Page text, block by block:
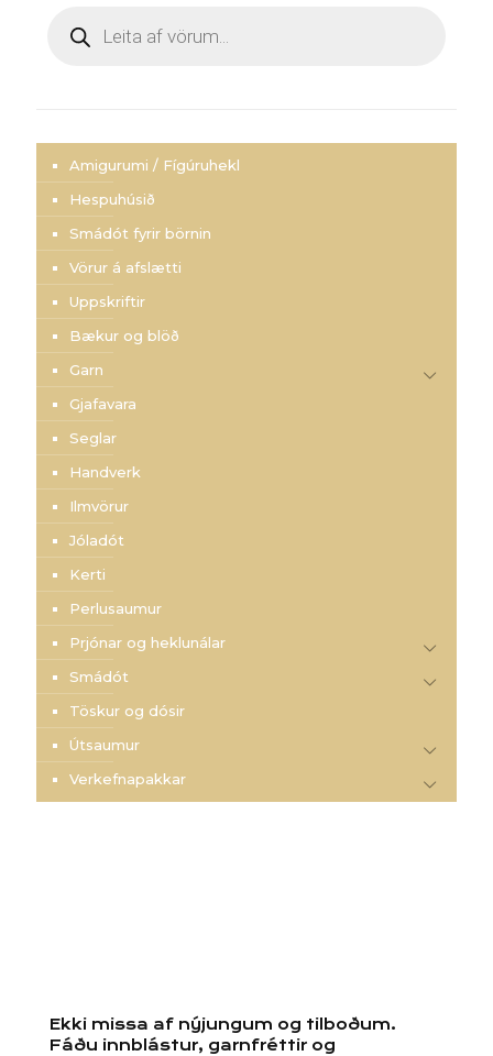
search
Amigurumi / Fígúruhekl
Hespuhúsið
Smádót fyrir börnin
Vörur á afslætti
Uppskriftir
Bækur og blöð
Garn
Gjafavara
Seglar
Handverk
Ilmvörur
Jóladót
Kerti
Perlusaumur
Prjónar og heklunálar
Smádót
Töskur og dósir
Útsaumur
Verkefnapakkar
Ekki missa af nýjungum og tilboðum.
Fáðu innblástur, garnfréttir og